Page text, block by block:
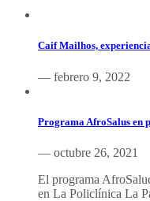
Caif Mailhos,
— febrero 9, 2022
Programa AfroSalus en
— octubre 26, 2021
El programa
en La Policlínica La